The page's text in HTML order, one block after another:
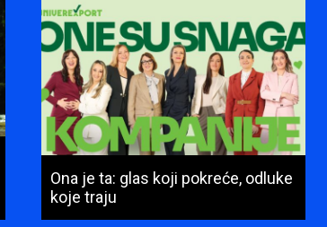
Ona je ta: glas koji pokreće, odluke
koje traju